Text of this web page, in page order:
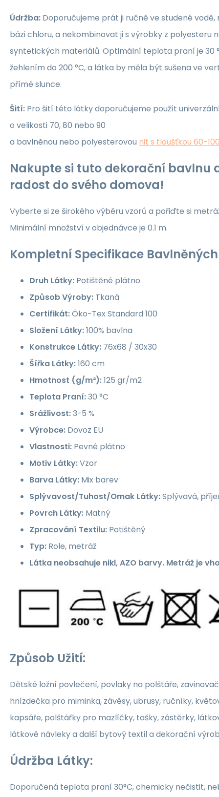
Údržba: Doporučujeme prát ji ručně ve studené
bázi chloru, a nekombinovat ji s výrobky z polyesteru
syntetických materiálů. Optimální teplota praní je 30
žehlením do 200 °C, a látka by měla být sušena ve
přímé slunce.
Šití: Pro šití této látky doporučujeme použít
o velikosti 70, 80 nebo 90
a bavlněnou nebo polyesterovou nit s tloušťkou 60-
Nakupte si tuto dekorační bavlnu
radost do svého domova!
Vyberte si ze širokého výběru vzorů a pořiďte si
Minimální množství v objednávce je 0.1 m.
Kompletní Specifikace
Druh Látky: Potištěné plátno
Způsob Výroby: Tkaná
Certifikát:Öko-Tex Standard 100
Složení Látky:100% bavlna
Konstrukce Látky: 76x68 / 30x30
Šířka Látky:160 cm
Hmotnost (g/m²):125 gr/m2
Teplota Praní:30 °C
Srážlivost:3-5 %
Výrobce: Dovoz EU
Vlastnosti: Pevné plátno
Motiv Látky:Vzor
Barva Látky: Mix barev
Splývavost/Tuhost/Omak Látky:Splývavá,
Povrch Látky: Matný
Zpracování Textilu: Potištěný
Typ: Role, metráž
Látka neobsahuje nikl, AZO barvy. Metráž je
Způsob Užití:
Dětské ložní povlečení, povlaky na polštáře,
hnízdečka pro miminka, závěsy, ubrusy, ručníky,
kapsáře, polštářky pro mazlíčky, tašky, zástěrky,
látkové návleky a další bytový textil a dekorační
Údržba Látky:
Doporučená teplota praní 30°C, chemicky nečistit,